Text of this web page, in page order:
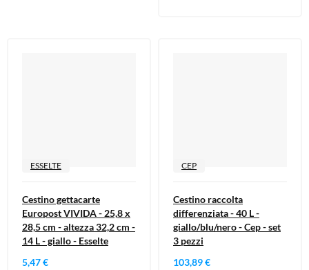
ESSELTE
Cestino gettacarte
Europost VIVIDA - 25,8 x
28,5 cm - altezza 32,2 cm -
14 L - giallo - Esselte
5,47 €
CEP
Cestino raccolta
differenziata - 40 L -
giallo/blu/nero - Cep - set
3 pezzi
103,89 €